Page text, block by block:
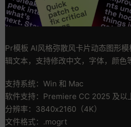
Pr模板 AI风格弥散风卡片动态图形
辑文本，支持修改中文，字体，颜色
支持系统：Win 和 Mac
软件支持：Premiere CC 2025 及以
分辨率：3840x2160（4K）
文件格式：.mogrt